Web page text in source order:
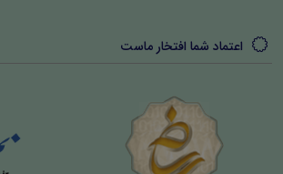
اعتماد شما افتخار ماست